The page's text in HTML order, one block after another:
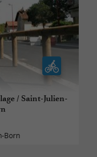
/ Saint-Julien-
Born